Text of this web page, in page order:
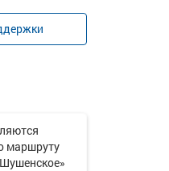
маршруту